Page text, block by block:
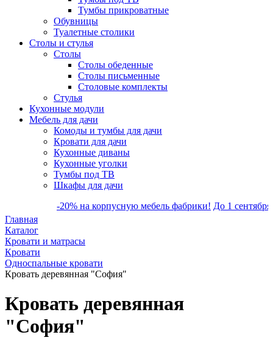
Тумбы прикроватные
Обувницы
Туалетные столики
Столы и стулья
Столы
Столы обеденные
Столы письменные
Столовые комплекты
Стулья
Кухонные модули
Мебель для дачи
Комоды и тумбы для дачи
Кровати для дачи
Кухонные диваны
Кухонные уголки
Тумбы под ТВ
Шкафы для дачи
-20% на корпусную мебель фабрики! До 1 сентября
Главная
Каталог
Кровати и матрасы
Кровати
Односпальные кровати
Кровать деревянная "София"
Кровать деревянная
"София"